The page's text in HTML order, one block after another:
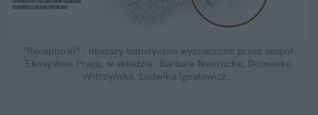
"Recepturki" - obszary tematyczne wyznaczone przez zespół
Ekosystem Praga, w składzie: Barbara Nawrocka, Dominika
Wilczyńska, Ludwika Ignatowicz.